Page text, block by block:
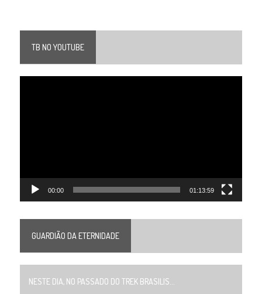
TB NO YOUTUBE
00:00 01:13:59
GUARDIÃO DA ETERNIDADE
NESTE DIA, NO PASSADO DO TREK BRASILIS...